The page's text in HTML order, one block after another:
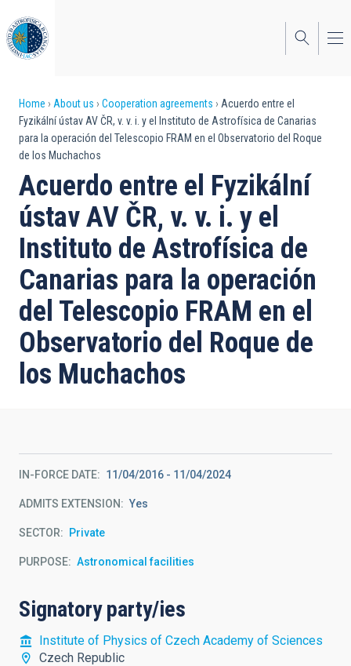
to
main
content
Breadcrumb
Home About us Cooperation agreements
Acuerdo entre el
Fyzikální ústav AV ČR, v. v. i. y el Instituto de Astrofísica de Canarias
para la operación del Telescopio FRAM en el Observatorio del Roque
de los Muchachos
Acuerdo entre el Fyzikální
ústav AV ČR, v. v. i. y el
Instituto de Astrofísica de
Canarias para la operación
del Telescopio FRAM en el
Observatorio del Roque de
los Muchachos
IN-FORCE DATE 11/04/2016 - 11/04/2024
ADMITS EXTENSION Yes
SECTOR Private
PURPOSE Astronomical facilities
Signatory party/ies
Institute of Physics of Czech Academy of Sciences
Czech Republic